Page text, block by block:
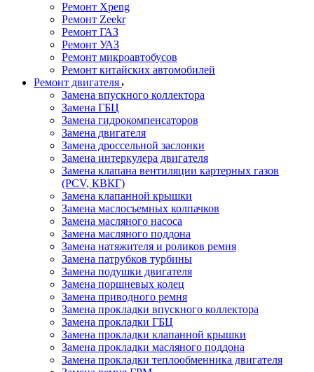
Ремонт Xpeng
Ремонт Zeekr
Ремонт ГАЗ
Ремонт УАЗ
Ремонт микроавтобусов
Ремонт китайских автомобилей
Ремонт двигателя
Замена впускного коллектора
Замена ГБЦ
Замена гидрокомпенсаторов
Замена двигателя
Замена дроссельной заслонки
Замена интеркулера двигателя
Замена клапана вентиляции картерных газов
(PCV, КВКГ)
Замена клапанной крышки
Замена маслосъемных колпачков
Замена масляного насоса
Замена масляного поддона
Замена натяжителя и роликов ремня
Замена патрубков турбины
Замена подушки двигателя
Замена поршневых колец
Замена приводного ремня
Замена прокладки впускного коллектора
Замена прокладки ГБЦ
Замена прокладки клапанной крышки
Замена прокладки масляного поддона
Замена прокладки теплообменника двигателя